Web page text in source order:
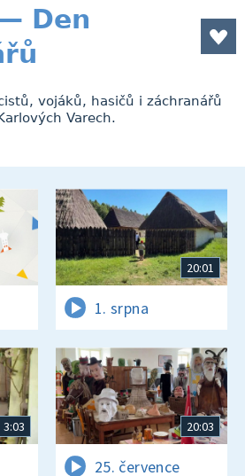
Den
vojáků, hasičů i záchranářů
Varech.
20:01
1. srpna
3:03 20:03
25. července